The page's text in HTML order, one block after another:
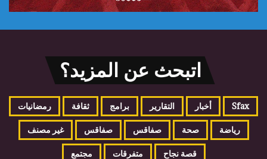
اتبحث عن المزيد؟
Sfax أخبار التقارير برامج ثقافة رمضانيات
رياضة صحة صفاقس صفاقس غير مصنف
قصة نجاح متفرقات مجتمع